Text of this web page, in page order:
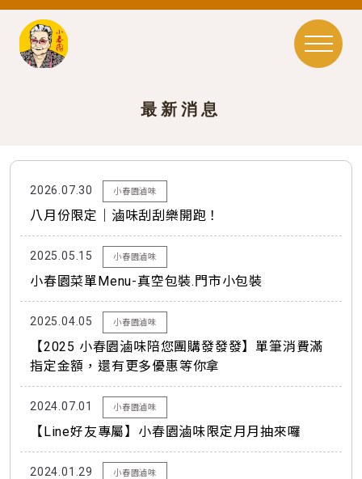
最新消息
2026.07.30 小春園滷味
八月份限定｜滷味刮刮樂開跑！
2025.05.15 小春園滷味
小春園菜單Menu-真空包裝.門市小包裝
2025.04.05 小春園滷味
【2025 小春園滷味陪您團購發發發】單筆消費滿
指定金額，還有更多優惠等你拿
2024.07.01 小春園滷味
【Line好友專屬】小春園滷味限定月月抽來囉
2024.01.29 小春園滷味